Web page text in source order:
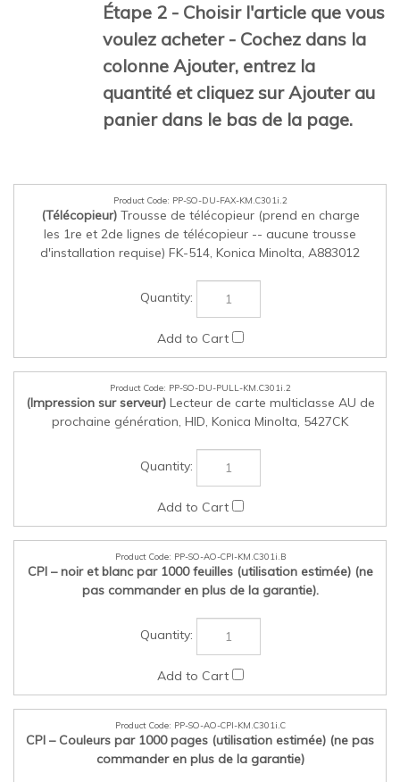
voulez acheter - Cochez dans la
colonne Ajouter, entrez la
quantité et cliquez sur Ajouter au
panier dans le bas de la page.
(Télécopieur)Trousse de télécopieur (prend en charge
les 1re et 2de lignes de télécopieur -- aucune trousse
d'installation requise) FK-514, Konica Minolta, A883012
PP-SO-DU-PULL-KM.C301i.2
(Impression sur serveur)Lecteur de carte multiclasse AU de
prochaine génération, HID, Konica Minolta, 5427CK
pas commander en plus de la garantie).
PP-SO-AO-CPI-KM.C301i.C
CPI – Couleurs par 1000 pages (utilisation estimée) (ne pas
commander en plus de la garantie)